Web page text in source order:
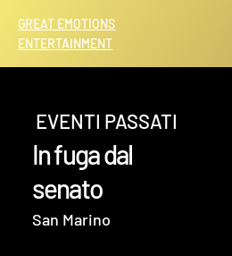
GREAT EMOTIONS
ENTERTAINMENT
EVENTI PASSATI
In fuga dal
senato
San Marino